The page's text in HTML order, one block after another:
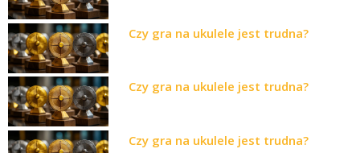
Czy gra na ukulele jest trudna?
Czy gra na ukulele jest trudna?
Czy gra na ukulele jest trudna?